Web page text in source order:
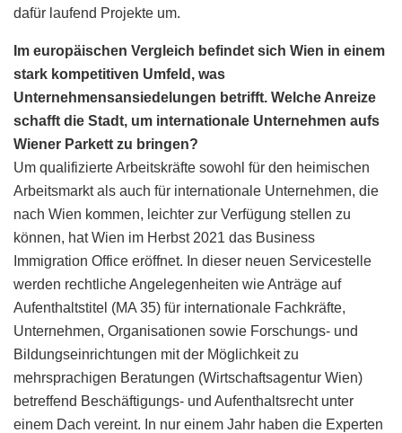
dafür laufend Projekte um.
Im europäischen Vergleich befindet sich Wien in einem
stark kompetitiven Umfeld, was
Unternehmensansiedelungen betrifft. Welche Anreize
schafft die Stadt, um internationale Unternehmen aufs
Wiener Parkett zu bringen?
Um qualifizierte Arbeitskräfte sowohl für den heimischen
Arbeitsmarkt als auch für internationale Unternehmen, die
nach Wien kommen, leichter zur Verfügung stellen zu
können, hat Wien im Herbst 2021 das Business
Immigration Office eröffnet. In dieser neuen Servicestelle
werden rechtliche Angelegenheiten wie Anträge auf
Aufenthaltstitel (MA 35) für internationale Fachkräfte,
Unternehmen, Organisationen sowie Forschungs- und
Bildungseinrichtungen mit der Möglichkeit zu
mehrsprachigen Beratungen (Wirtschaftsagentur Wien)
betreffend Beschäftigungs- und Aufenthaltsrecht unter
einem Dach vereint. In nur einem Jahr haben die Experten